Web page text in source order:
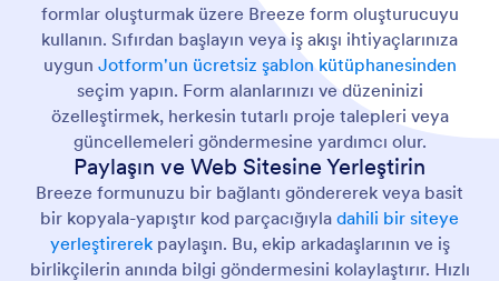
formlar oluşturmak üzere Breeze form oluşturucuyu
kullanın. Sıfırdan başlayın veya iş akışı ihtiyaçlarınıza
uygun Jotform'un ücretsiz şablon kütüphanesinden
seçim yapın. Form alanlarınızı ve düzeninizi
özelleştirmek, herkesin tutarlı proje talepleri veya
güncellemeleri göndermesine yardımcı olur.
Paylaşın ve Web Sitesine Yerleştirin
Breeze formunuzu bir bağlantı göndererek veya basit
bir kopyala-yapıştır kod parçacığıyla dahili bir siteye
yerleştirerekpaylaşın. Bu, ekip arkadaşlarının ve iş
birlikçilerin anında bilgi göndermesini kolaylaştırır. Hızlı